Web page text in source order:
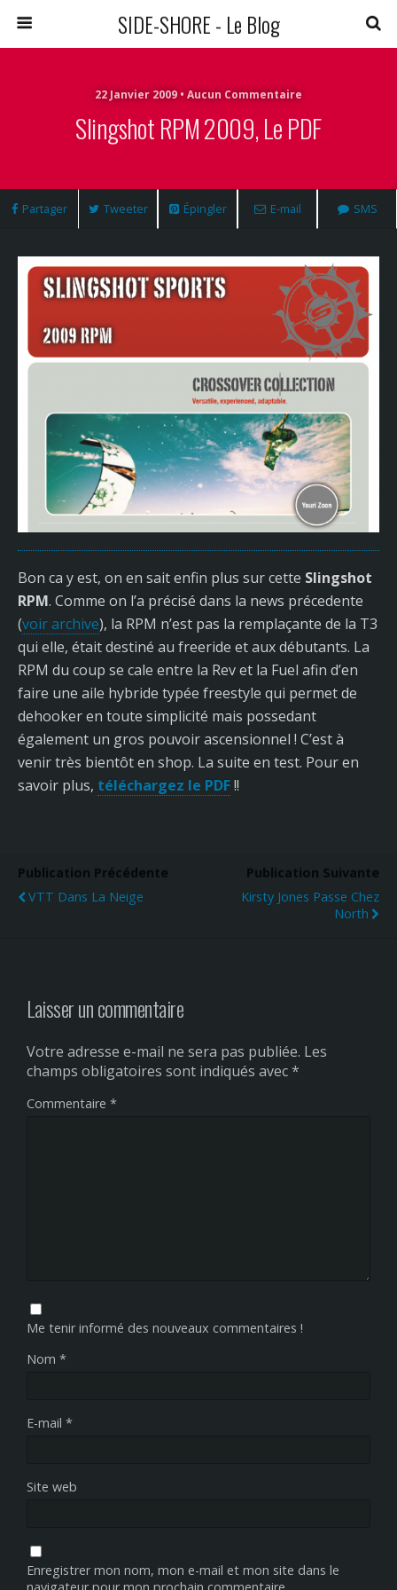
SIDE-SHORE - Le Blog
22 Janvier 2009 • Aucun Commentaire
Slingshot RPM 2009, Le PDF
Partager Tweeter Épingler E-mail SMS
Bon ca y est, on en sait enfin plus sur cette Slingshot
RPM. Comme on l’a précisé dans la news précedente
(voir archive), la RPM n’est pas la remplaçante de la T3
qui elle, était destiné au freeride et aux débutants. La
RPM du coup se cale entre la Rev et la Fuel afin d’en
faire une aile hybride typée freestyle qui permet de
dehooker en toute simplicité mais possedant
également un gros pouvoir ascensionnel ! C’est à
venir très bientôt en shop. La suite en test. Pour en
savoir plus, téléchargez le PDF!!
Publication Précédente
VTT Dans La Neige
Publication Suivante
Kirsty Jones Passe Chez
North
Laisser un commentaire
Votre adresse e-mail ne sera pas publiée. Les
champs obligatoires sont indiqués avec*
Commentaire *
Me tenir informé des nouveaux commentaires !
Nom *
E-mail *
Site web
Enregistrer mon nom, mon e-mail et mon site dans le
navigateur pour mon prochain commentaire.